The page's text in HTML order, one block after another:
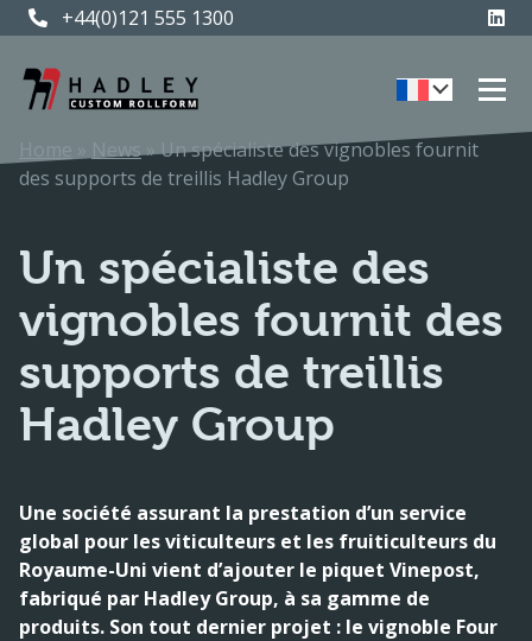
+44(0)121 555 1300
News»Un spécialiste des vignobles fournit
des supports de treillis Hadley Group
Un spécialiste des
vignobles fournit des
supports de treillis
Hadley Group
Une société assurant la prestation d’un service
global pour les viticulteurs et les fruiticulteurs du
Royaume-Uni vient d’ajouter le piquet Vinepost,
fabriqué par Hadley Group, à sa gamme de
produits. Son tout dernier projet : le vignoble Four